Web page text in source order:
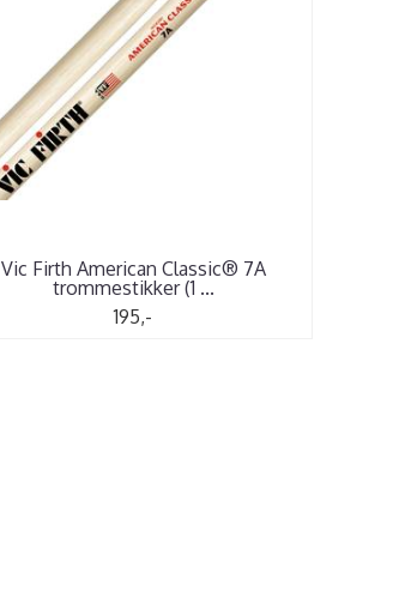
Vic Firth American Classic® 7A
trommestikker (1 ...
195,-